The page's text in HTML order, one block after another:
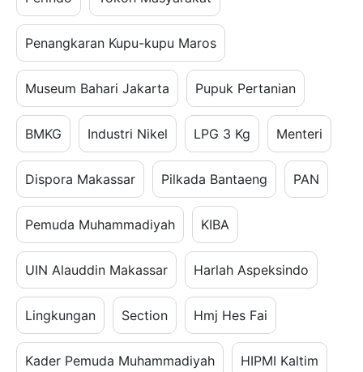
Penangkaran Kupu-kupu Maros
Museum Bahari Jakarta Pupuk Pertanian
BMKG Industri Nikel LPG 3 Kg Menteri
Dispora Makassar Pilkada Bantaeng PAN
Pemuda Muhammadiyah KIBA
UIN Alauddin Makassar Harlah Aspeksindo
Lingkungan Section Hmj Hes Fai
Kader Pemuda Muhammadiyah HIPMI Kaltim